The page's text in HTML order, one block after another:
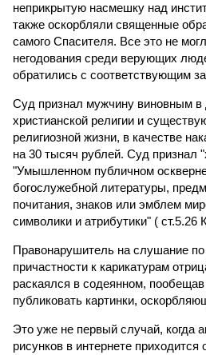
неприкрытую насмешку над
также оскорбляли священные
самого Спасителя. Все это не
негодования среди верующих
обратились с соответствующим
Суд признал мужчину виновным в
христианской религии и
религиозной жизни, в качестве
на 30 тысяч рублей. Суд признал
"Умышленном публичном
богослужебной литературы,
почитания, знаков или эмблем
символики и атрибутики" (
Правонарушитель на слушание
причастности к карикатурам
раскаялся в содеянном,
публиковать картинки,
Это уже не первый случай, когда
рисунков в интернете приходится